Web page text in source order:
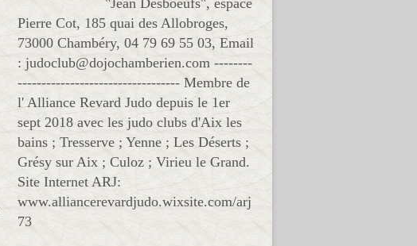
"Jean Desboeufs", espace
Pierre Cot, 185 quai des Allobroges,
73000 Chambéry, 04 79 69 55 03, Email
: judoclub@dojochamberien.com --------
---------------------------------- Membre de
l' Alliance Revard Judo depuis le 1er
sept 2018 avec les judo clubs d'Aix les
bains ; Tresserve ; Yenne ; Les Déserts ;
Grésy sur Aix ; Culoz ; Virieu le Grand.
Site Internet ARJ:
www.alliancerevardjudo.wixsite.com/arj
73